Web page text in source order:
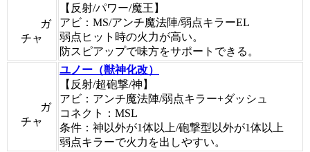
ガ
チャ
【反射/パワー/魔王】
アビ：MS/アンチ魔法陣/弱点キラーEL
弱点ヒット時の火力が高い。
防スピアップで味方をサポートできる。
ガ
チャ
ユノー（獣神化改）
【反射/超砲撃/神】
アビ：アンチ魔法陣/弱点キラー+ダッシュ
コネクト：MSL
条件：神以外が1体以上/砲撃型以外が1体以上
弱点キラーで火力を出しやすい。